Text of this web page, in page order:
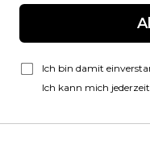
Ich bin damit
Ich kann mich